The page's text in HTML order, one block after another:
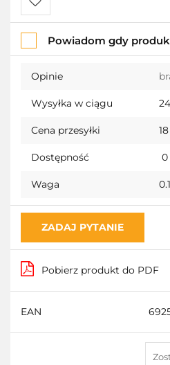
Do
przechowalni
Powiadom gdy
Opinie
Wysyłka w ciągu
Cena przesyłki 18
Dostępność 0
Waga
ZADAJ PYTANIE
Pobierz produkt do PDF
EAN